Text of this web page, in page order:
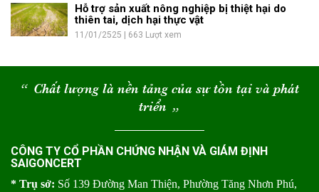
Hỗ trợ sản xuất nông nghiệp bị thiệt hại do
thiên tai, dịch hại thực vật
11/01/2525 | 663 Lượt xem
“ Chất lượng là nền tảng của sự tồn tại và phát
triển “
CÔNG TY CỔ PHẦN CHỨNG NHẬN VÀ GIÁM ĐỊNH
SAIGONCERT
* Trụ sở: Số 139 Đường Man Thiện, Phường Tăng Nhơn Phú,